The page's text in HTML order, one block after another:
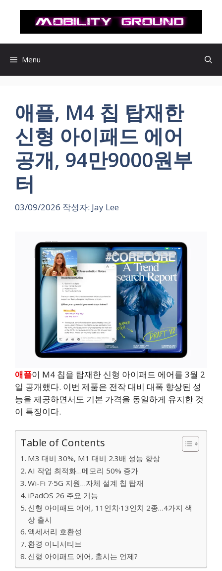
로
Menu
애플, M4 칩 탑재한
신형 아이패드 에어
공개, 94만9000원부
터
03/09/2026 작성자: Jay Lee
애플이 M4 칩을 탑재한 신형 아이패드 에어를 3월 2
일 공개했다. 이번 제품은 전작 대비 대폭 향상된 성
능을 제공하면서도 기본 가격을 동일하게 유지한 것
이 특징이다.
Table of Contents
M3 대비 30%, M1 대비 2.3배 성능 향상
AI 작업 최적화…메모리 50% 증가
Wi-Fi 7·5G 지원…자체 설계 칩 탑재
iPadOS 26 주요 기능
신형 아이패드 에어, 11인치·13인치 2종…4가지 색
상 출시
액세서리 호환성
환경 이니셔티브
신형 아이패드 에어, 출시는 언제?